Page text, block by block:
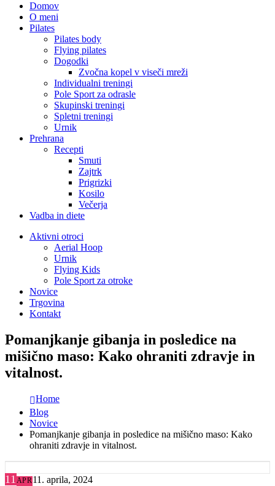
Domov
O meni
Pilates
Pilates body
Flying pilates
Dogodki
Zvočna kopel v viseči mreži
Individualni treningi
Pole Sport za odrasle
Skupinski treningi
Spletni treningi
Urnik
Prehrana
Recepti
Smuti
Zajtrk
Prigrizki
Kosilo
Večerja
Vadba in diete
Aktivni otroci
Aerial Hoop
Urnik
Flying Kids
Pole Sport za otroke
Novice
Trgovina
Kontakt
Pomanjkanje gibanja in posledice na
mišično maso: Kako ohraniti zdravje in
vitalnost.
Home
Blog
Novice
Pomanjkanje gibanja in posledice na mišično maso: Kako
ohraniti zdravje in vitalnost.
11 APR11. aprila, 2024